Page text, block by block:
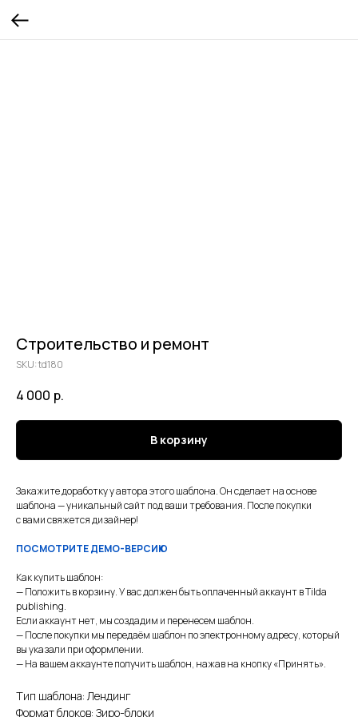
Строительство и ремонт
SKU:td180
4 000 р.
В корзину
Закажите доработку у автора этого шаблона. Он сделает на основе
шаблона — уникальный сайт под ваши требования. После покупки
с вами свяжется дизайнер!
ПОСМОТРИТЕ ДЕМО-ВЕРСИЮ
Как купить шаблон:
— Положить в корзину. У вас должен быть оплаченный аккаунт в Tilda
publishing.
Если аккаунт нет, мы создадим и перенесем шаблон.
— После покупки мы передаём шаблон по электронному адресу, который
вы указали при оформлении.
— На вашем аккаунте получить шаблон, нажав на кнопку «Принять».
Тип шаблона: Лендинг
Формат блоков: Зиро-блоки